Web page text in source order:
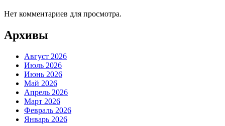
Нет комментариев для просмотра.
Архивы
Август 2026
Июль 2026
Июнь 2026
Май 2026
Апрель 2026
Март 2026
Февраль 2026
Январь 2026